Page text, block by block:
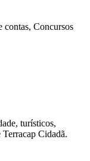
contas, Concursos
turísticos,
Terracap Cidadã.